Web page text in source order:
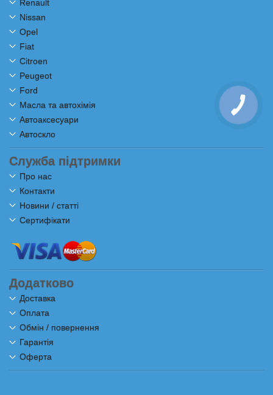
Renault
Nissan
Opel
Fiat
Citroen
Peugeot
Ford
Масла та автохімія
Автоаксесуари
Автоскло
Служба підтримки
Про нас
Контакти
Новини / статті
Сертифікати
Додатково
Доставка
Оплата
Обмін / повернення
Гарантія
Оферта